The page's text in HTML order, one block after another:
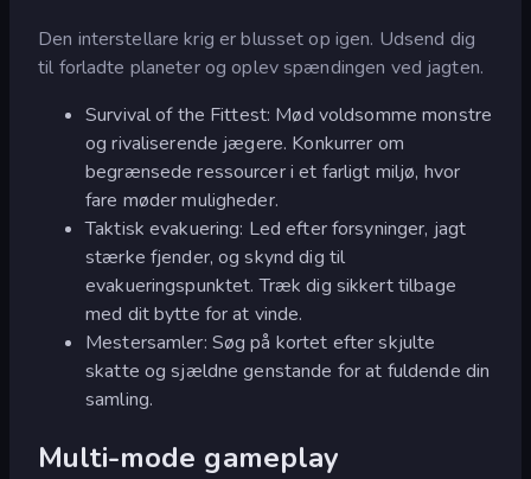
Den interstellare krig er blusset op igen. Udsend dig
til forladte planeter og oplev spændingen ved jagten.
Survival of the Fittest: Mød voldsomme monstre
og rivaliserende jægere. Konkurrer om
begrænsede ressourcer i et farligt miljø, hvor
fare møder muligheder.
Taktisk evakuering: Led efter forsyninger, jagt
stærke fjender, og skynd dig til
evakueringspunktet. Træk dig sikkert tilbage
med dit bytte for at vinde.
Mestersamler: Søg på kortet efter skjulte
skatte og sjældne genstande for at fuldende din
samling.
Multi-mode gameplay